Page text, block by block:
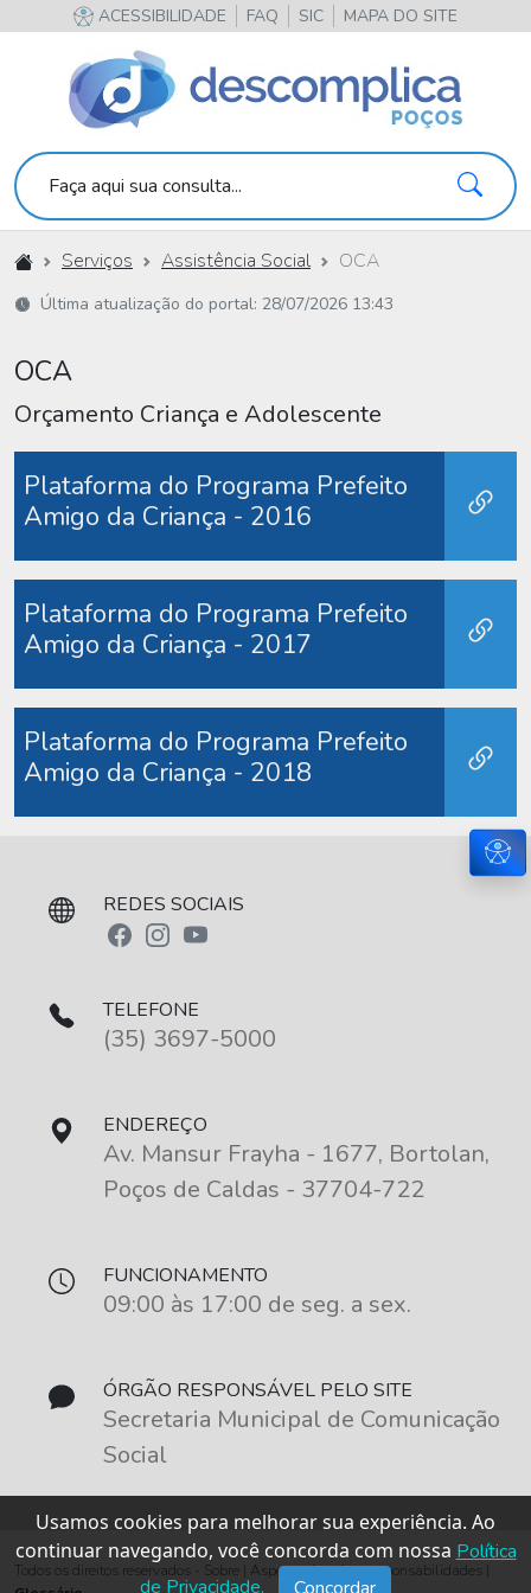
ACESSIBILIDADE FAQ SIC MAPA DO SITE
Faça aqui sua consulta...
Início Serviços Assistência Social OCA
Última atualização do portal: 28/07/2026 13:43
OCA
Orçamento Criança e Adolescente
Plataforma do Programa Prefeito
Amigo da Criança - 2016
Plataforma do Programa Prefeito
Amigo da Criança - 2017
Plataforma do Programa Prefeito
Amigo da Criança - 2018
REDES SOCIAIS
TELEFONE
(35) 3697-5000
ENDEREÇO
Av. Mansur Frayha - 1677, Bortolan,
Poços de Caldas - 37704-722
FUNCIONAMENTO
09:00 às 17:00 de seg. a sex.
ÓRGÃO RESPONSÁVEL PELO SITE
Secretaria Municipal de Comunicação
Social
Todos os direitos reservados - Sobre | Aspectos legais e responsabilidades |
Usamos cookies para melhorar sua experiência. Ao
continuar navegando, você concorda com nossa Política
de Privacidade.